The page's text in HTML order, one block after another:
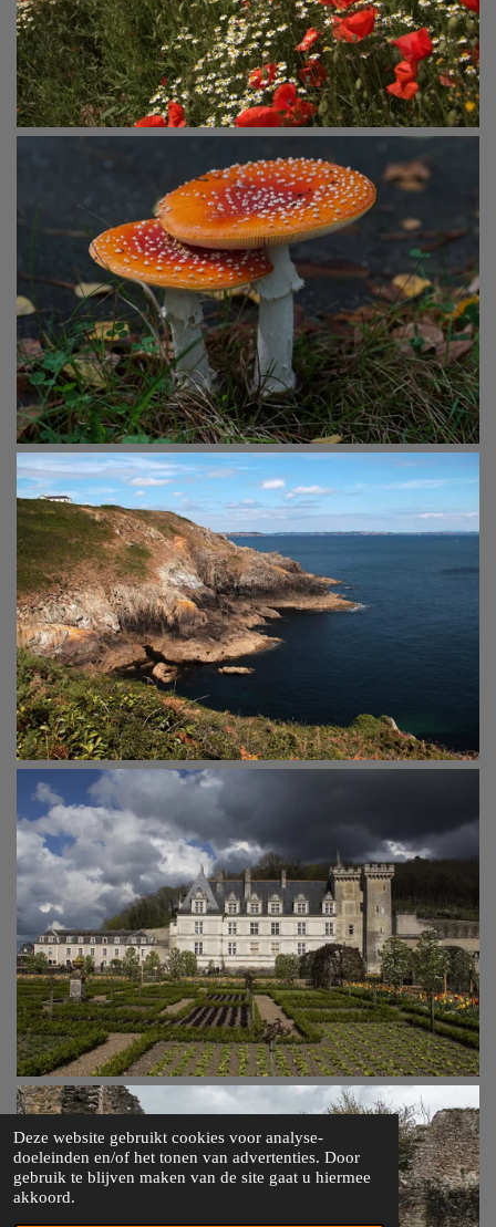
Deze website gebruikt cookies voor analyse-
doeleinden en/of het tonen van advertenties. Door
gebruik te blijven maken van de site gaat u hiermee
akkoord.